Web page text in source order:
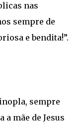
nas
sempre de
e bendita!”.
sempre
a mãe de Jesus